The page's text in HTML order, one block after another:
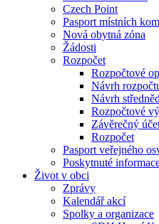
Czech Point
Pasport místních
Nová obytná zóna
Žádosti
Rozpočet
Rozpočtové
Návrh
Návrh
Rozpočtové
Závěrečný
Rozpočet
Pasport veřejného
Poskytnuté
Život v obci
Zprávy
Kalendář akcí
Spolky a organizace